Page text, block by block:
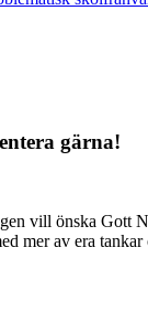
gärna!
vill önska Gott
mer av era